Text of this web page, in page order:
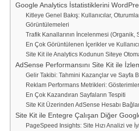
Google Analytics İstatistiklerini
Kitleye Genel Bakış: Kullanıcılar,
Görüntülemeleri
Trafik Kanallarının İncelenmesi (Organik,
En Çok Görüntülenen İçerikler ve
Site Kit ile Analytics Kodunun Siteye
AdSense Performansını Site Kit ile
Gelir Takibi: Tahmini Kazançlar ve Sayfa
Reklam Performans Metrikleri:
En Çok Kazandıran Sayfaların Tespiti
Site Kit Üzerinden AdSense Hesabı
Site Kit ile Entegre Çalışan Diğer
PageSpeed Insights: Site Hızı Analizi ve